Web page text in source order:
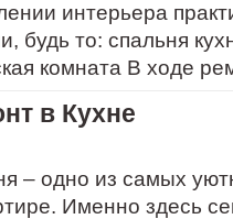
интерьера
то: спальня
комната В ходе
в Кухне
– одно из самых
Именно здесь